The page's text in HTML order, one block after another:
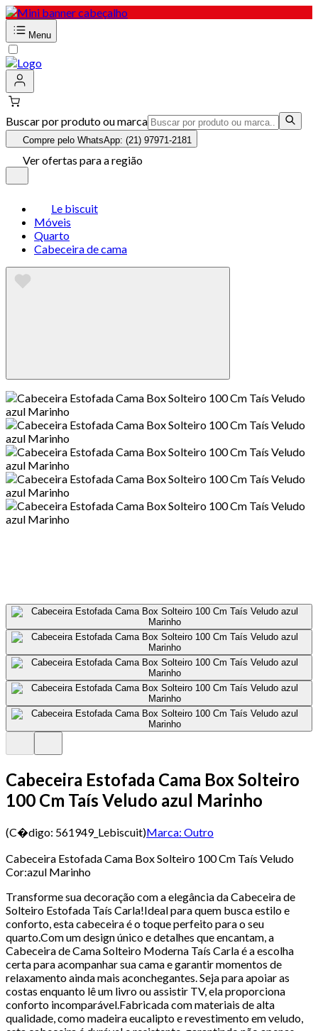
Menu
Buscar por produto ou marca
Compre pelo WhatsApp: (21) 97971-2181
Ver ofertas para a região
Le biscuit
Móveis
Quarto
Cabeceira de cama
Cabeceira Estofada Cama Box Solteiro
100 Cm Taís Veludo azul Marinho
(C�digo: 561949_Lebiscuit)Marca: Outro
Cabeceira Estofada Cama Box Solteiro 100 Cm Taís Veludo
Cor:azul Marinho
Transforme sua decoração com a elegância da Cabeceira de
Solteiro Estofada Taís Carla!Ideal para quem busca estilo e
conforto, esta cabeceira é o toque perfeito para o seu
quarto.Com um design único e detalhes que encantam, a
Cabeceira de Cama Solteiro Moderna Taís Carla é a escolha
certa para acompanhar sua cama e garantir momentos de
relaxamento ainda mais aconchegantes. Seja para apoiar as
costas enquanto lê um livro ou assistir TV, ela proporciona
conforto incomparável.Fabricada com materiais de alta
qualidade, como madeira eucalipto e revestimento em veludo,